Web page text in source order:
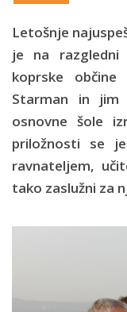
Letošnje
je na razgledni
koprske občine
Starman in jim
osnovne šole
priložnosti se
ravnateljem,
tako zaslužni za